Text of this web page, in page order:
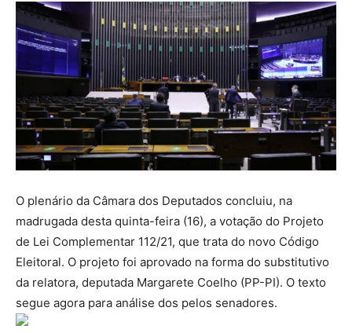
O plenário da Câmara dos Deputados concluiu, na
madrugada desta quinta-feira (16), a votação do Projeto
de Lei Complementar 112/21, que trata do novo Código
Eleitoral. O projeto foi aprovado na forma do substitutivo
da relatora, deputada Margarete Coelho (PP-PI). O texto
segue agora para análise dos pelos senadores.